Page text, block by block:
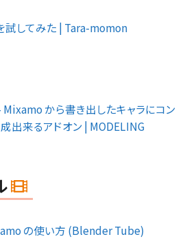
試してみた | Tara-momon
から書き出したキャラにコン
出来るアドオン | MODELING
の使い方 (Blender Tube)